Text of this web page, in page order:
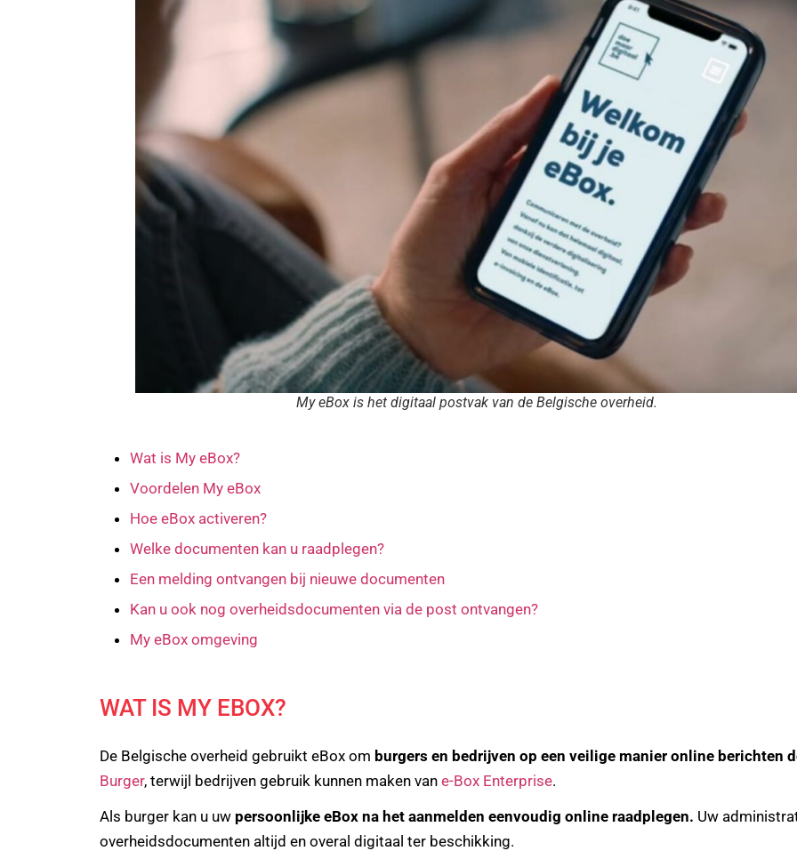
My eBox is het digitaal postvak van de Belgische overheid.
Wat is My eBox?
Voordelen My eBox
Hoe eBox activeren?
Welke documenten kan u raadplegen?
Een melding ontvangen bij nieuwe documenten
Kan u ook nog overheidsdocumenten via de post ontvangen?
My eBox omgeving
WAT IS MY EBOX?
De Belgische overheid gebruikt eBox om burgers en bedrijven op een veilige manier online berichten
Burger, terwijl bedrijven gebruik kunnen maken van e-Box Enterprise.
Als burger kan u uw persoonlijke eBox na het aanmelden eenvoudig online raadplegen. Uw
overheidsdocumenten altijd en overal digitaal ter beschikking.